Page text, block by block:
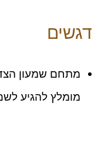
דגשים
מתחם שמעון
מומלץ להגיע